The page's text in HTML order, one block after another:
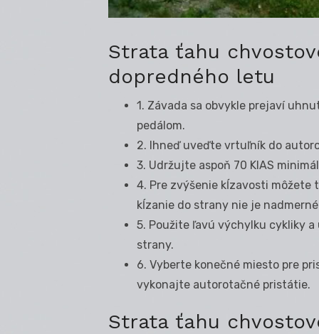
Strata ťahu
dopredného letu
1. Závada sa obvykle prejaví
pedálom.
2. Ihneď uveďte vrtuľník do
3. Udržujte aspoň 70 KIAS
4. Pre zvýšenie kĺzavosti
kĺzanie do strany nie je
5. Použite ľavú výchylku cykliky
strany.
6. Vyberte konečné miesto pre
vykonajte autorotačné pristátie.
Strata ťahu